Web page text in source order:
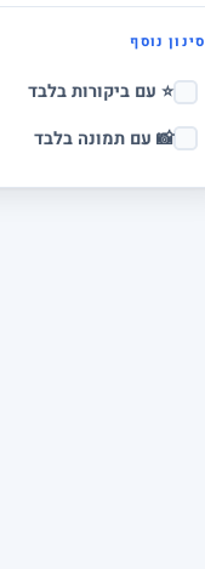
סינון נוסף
⭐ עם ביקורות בלבד
📸 עם תמונה בלבד